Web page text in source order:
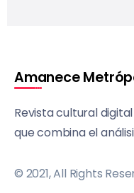
Amanece
Revista cultural
que combina el
© 2021, All Rights